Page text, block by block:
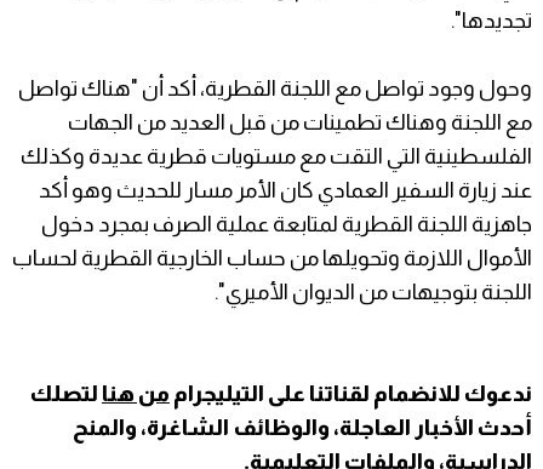
تجديدها".
وحول وجود تواصل مع اللجنة القطرية، أكد أن "هناك تواصل
مع اللجنة وهناك تطمينات من قبل العديد من الجهات
الفلسطينية التي التقت مع مستويات قطرية عديدة وكذلك
عند زيارة السفير العمادي كان الأمر مسار للحديث وهو أكد
جاهزية اللجنة القطرية لمتابعة عملية الصرف بمجرد دخول
الأموال اللازمة وتحويلها من حساب الخارجية القطرية لحساب
اللجنة بتوجيهات من الديوان الأميري".
ندعوك للانضمام لقناتنا على التيليجرام من هنا لتصلك
أحدث الأخبار العاجلة، والوظائف الشاغرة، والمنح
الدراسية، والملفات التعليمية.